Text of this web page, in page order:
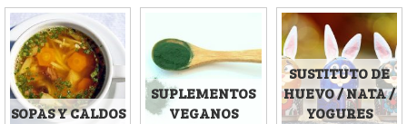
SOPAS Y CALDOS
SUPLEMENTOS
VEGANOS
SUSTITUTO DE
HUEVO / NATA /
YOGURES